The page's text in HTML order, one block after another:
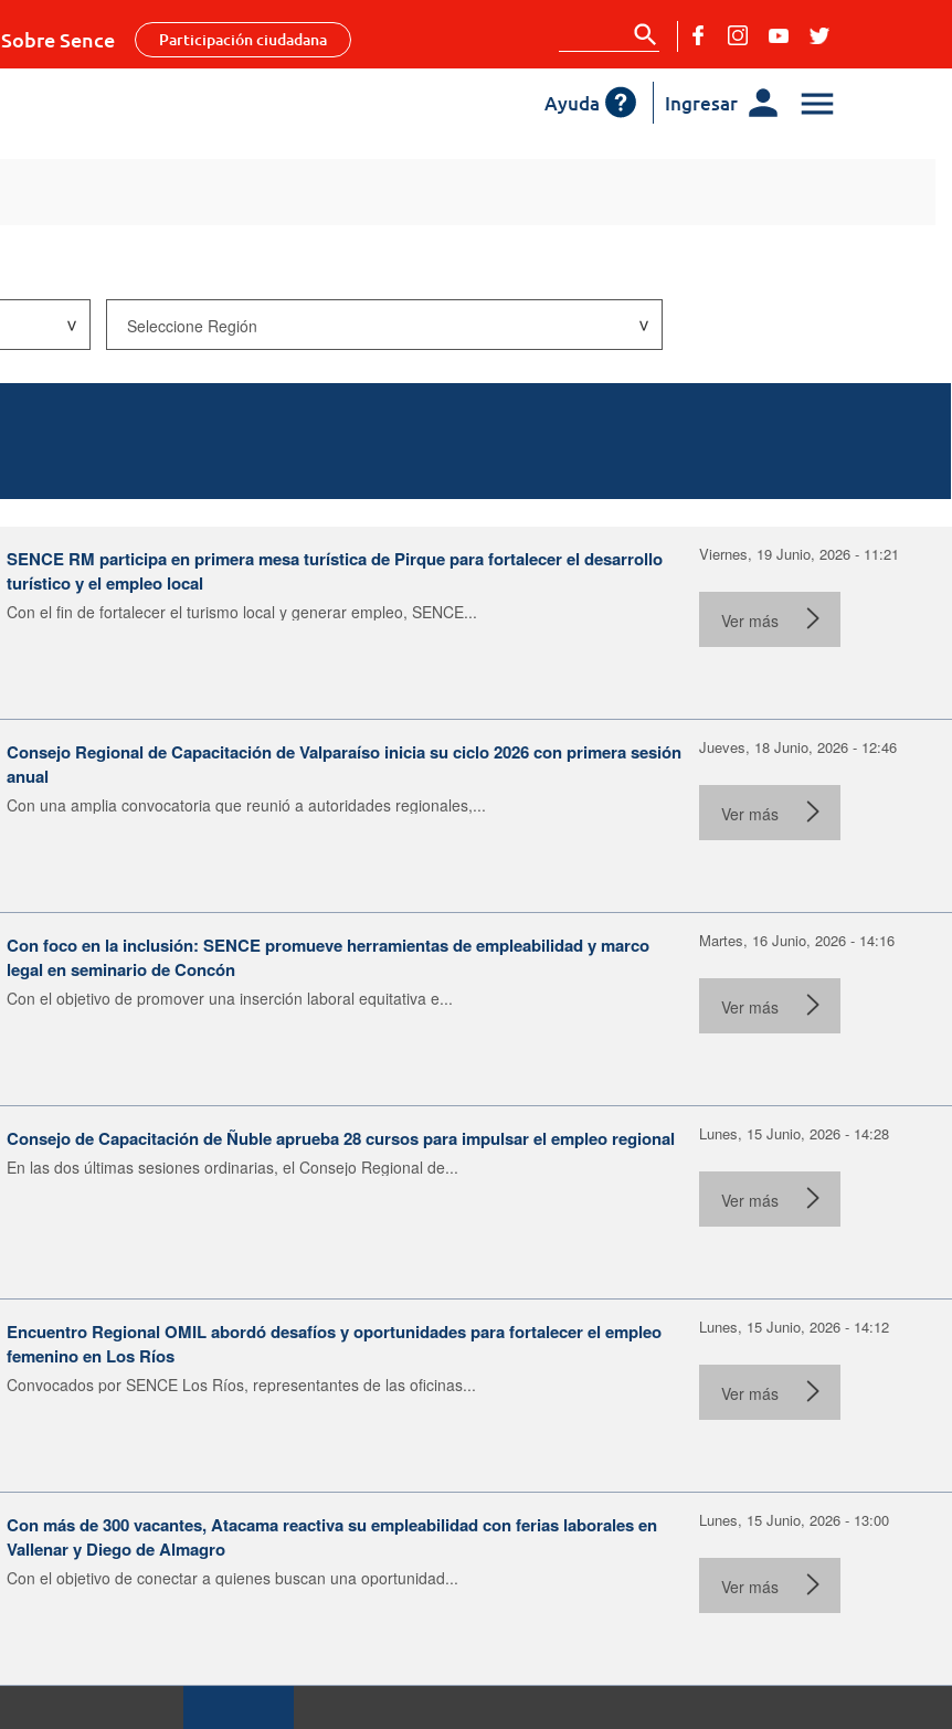
Sobre Sence Participación ciudadana
Ingresar
Ayuda
SENCE RM participa en primera mesa turística de Pirque para fortalecer el desarrollo
turístico y el empleo local
Con el fin de fortalecer el turismo local y generar empleo, SENCE...
Viernes, 19 Junio, 2026 - 11:21
Ver más
Consejo Regional de Capacitación de Valparaíso inicia su ciclo 2026 con primera sesión
anual
Con una amplia convocatoria que reunió a autoridades regionales,...
Jueves, 18 Junio, 2026 - 12:46
Ver más
Con foco en la inclusión: SENCE promueve herramientas de empleabilidad y marco
legal en seminario de Concón
Con el objetivo de promover una inserción laboral equitativa e...
Martes, 16 Junio, 2026 - 14:16
Ver más
Consejo de Capacitación de Ñuble aprueba 28 cursos para impulsar el empleo regional
En las dos últimas sesiones ordinarias, el Consejo Regional de...
Lunes, 15 Junio, 2026 - 14:28
Ver más
Encuentro Regional OMIL abordó desafíos y oportunidades para fortalecer el empleo
femenino en Los Ríos
Convocados por SENCE Los Ríos, representantes de las oficinas...
Lunes, 15 Junio, 2026 - 14:12
Ver más
Con más de 300 vacantes, Atacama reactiva su empleabilidad con ferias laborales en
Vallenar y Diego de Almagro
Con el objetivo de conectar a quienes buscan una oportunidad...
Lunes, 15 Junio, 2026 - 13:00
Ver más